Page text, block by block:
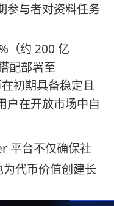
参与者对资料任务
（约 200 亿
配部署至
初期具备稳定且
户在开放市场中自
平台不仅确保社
代币价值创建长